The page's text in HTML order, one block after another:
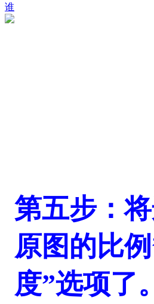
谁
第五步：
原图的比
度”选项了。